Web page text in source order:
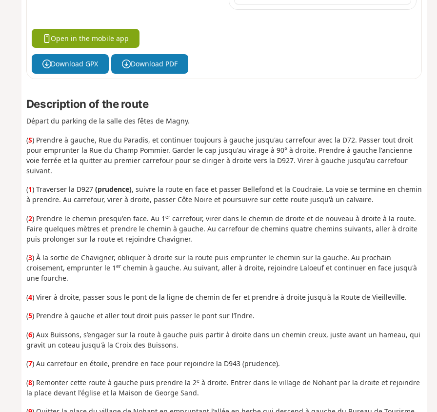
Open in the mobile app
Download GPX Download PDF
Description of the route
Départ du parking de la salle des fêtes de Magny.
(S) Prendre à gauche, Rue du Paradis, et continuer toujours à gauche jusqu'au carrefour avec la D72. Passer tout droit
pour emprunter la Rue du Champ Pommier. Garder le cap jusqu'au virage à 90° à droite. Prendre à gauche l'ancienne
voie ferrée et la quitter au premier carrefour pour se diriger à droite vers la D927. Virer à gauche jusqu'au carrefour
suivant.
(1) Traverser la D927 (prudence), suivre la route en face et passer Bellefond et la Coudraie. La voie se termine en chemin
à prendre. Au carrefour, virer à droite, passer Côte Noire et poursuivre sur cette route jusqu'à un calvaire.
(2) Prendre le chemin presqu'en face. Au 1 ercarrefour, virer dans le chemin de droite et de nouveau à droite à la route.
Faire quelques mètres et prendre le chemin à gauche. Au carrefour de chemins quatre chemins suivants, aller à droite
puis prolonger sur la route et rejoindre Chavigner.
(3) À la sortie de Chavigner, obliquer à droite sur la route puis emprunter le chemin sur la gauche. Au prochain
croisement, emprunter le 1 erchemin à gauche. Au suivant, aller à droite, rejoindre Laloeuf et continuer en face jusqu'à
une fourche.
(4) Virer à droite, passer sous le pont de la ligne de chemin de fer et prendre à droite jusqu'à la Route de Vieilleville.
(5) Prendre à gauche et aller tout droit puis passer le pont sur l’Indre.
(6) Aux Buissons, s’engager sur la route à gauche puis partir à droite dans un chemin creux, juste avant un hameau, qui
gravit un coteau jusqu'à la Croix des Buissons.
(7) Au carrefour en étoile, prendre en face pour rejoindre la D943 (prudence).
(8) Remonter cette route à gauche puis prendre la 2eà droite. Entrer dans le village de Nohant par la droite et rejoindre
la place devant l'église et la Maison de George Sand.